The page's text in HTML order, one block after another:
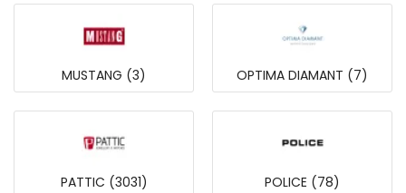
MUSTANG (3) OPTIMA DIAMANT (7)
PATTIC (3031) POLICE (78)